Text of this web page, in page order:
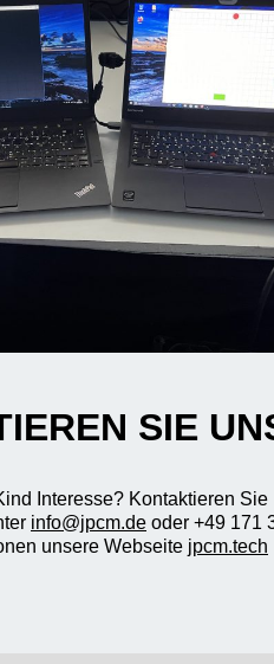
SIE
Interesse? Kontaktieren
info@jpcm.de oder +49 171
unsere Webseite jpcm.tech